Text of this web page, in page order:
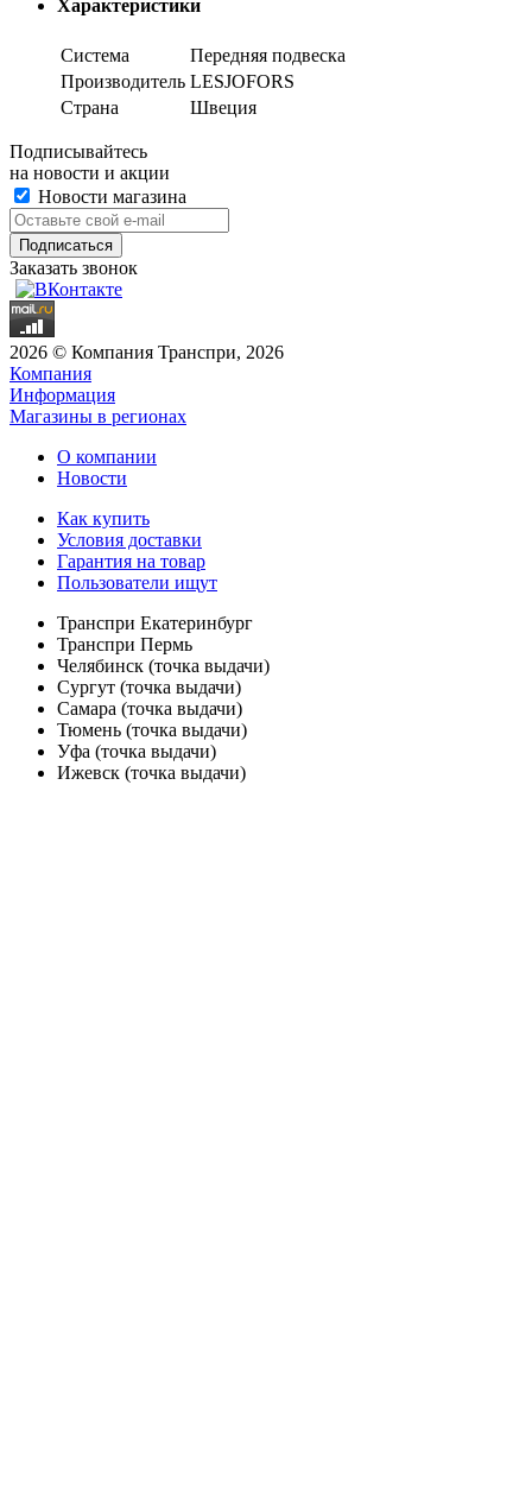
Характеристики
Система
Передняя подвеска
Производитель LESJOFORS
Страна
Швеция
Подписывайтесь
на новости и акции
Новости магазина
Заказать звонок
2026 © Компания Транспри, 2026
Компания
Информация
Магазины в регионах
О компании
Новости
Как купить
Условия доставки
Гарантия на товар
Пользователи ищут
Транспри Екатеринбург
Транспри Пермь
Челябинск (точка выдачи)
Сургут (точка выдачи)
Самара (точка выдачи)
Тюмень (точка выдачи)
Уфа (точка выдачи)
Ижевск (точка выдачи)